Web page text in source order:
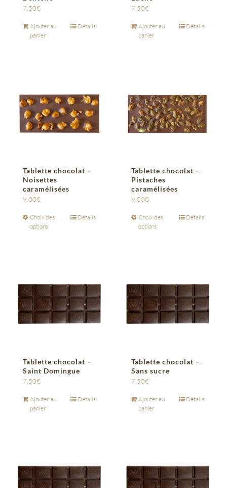
7,50€
Ajouter au
panier
Détails
7,50€
Ajouter au
panier
Détails
Tablette chocolat –
Noisettes
caramélisées
9,00€
Choix des
options
Détails
Tablette chocolat –
Pistaches
caramélisées
9,00€
Choix des
options
Détails
Tablette chocolat –
Saint Domingue
7,50€
Ajouter au
panier
Détails
Tablette chocolat –
Sans sucre
7,50€
Ajouter au
panier
Détails